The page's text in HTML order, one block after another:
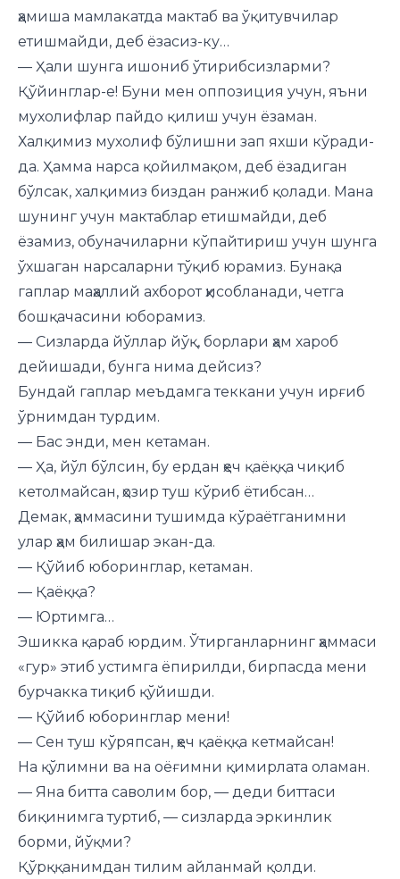
ҳамиша мамлакатда мактаб ва ўқитувчилар
етишмайди, деб ёзасиз-ку…
— Ҳали шунга ишониб ўтирибсизларми?
Қўйинглар-е! Буни мен оппозиция учун, яъни
мухолифлар пайдо қилиш учун ёзаман.
Халқимиз мухолиф бўлишни зап яхши кўради-
да. Ҳамма нарса қойилмақом, деб ёзадиган
бўлсак, халқимиз биздан ранжиб қолади. Мана
шунинг учун мактаблар етишмайди, деб
ёзамиз, обуначиларни кўпайтириш учун шунга
ўхшаган нарсаларни тўқиб юрамиз. Бунақа
гаплар маҳаллий ахборот ҳисобланади, четга
бошқачасини юборамиз.
— Сизларда йўллар йўқ, борлари ҳам хароб
дейишади, бунга нима дейсиз?
Бундай гаплар меъдамга теккани учун ирғиб
ўрнимдан турдим.
— Бас энди, мен кетаман.
— Ҳа, йўл бўлсин, бу ердан ҳеч қаёққа чиқиб
кетолмайсан, ҳозир туш кўриб ётибсан…
Демак, ҳаммасини тушимда кўраётганимни
улар ҳам билишар экан-да.
— Қўйиб юборинглар, кетаман.
— Қаёққа?
— Юртимга…
Эшикка қараб юрдим. Ўтирганларнинг ҳаммаси
«гур» этиб устимга ёпирилди, бирпасда мени
бурчакка тиқиб қўйишди.
— Қўйиб юборинглар мени!
— Сен туш кўряпсан, ҳеч қаёққа кетмайсан!
На қўлимни ва на оёғимни қимирлата оламан.
— Яна битта саволим бор, — деди биттаси
биқинимга туртиб, — сизларда эркинлик
борми, йўқми?
Қўрққанимдан тилим айланмай қолди.